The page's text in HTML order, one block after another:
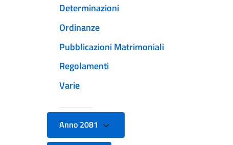
Determinazioni
Ordinanze
Pubblicazioni Matrimoniali
Regolamenti
Varie
Anno 2081